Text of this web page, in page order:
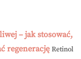
– jak stosować,
regenerację Retinol